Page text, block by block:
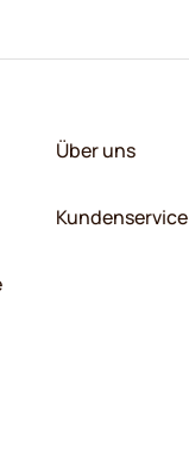
Über uns
Kundenservice